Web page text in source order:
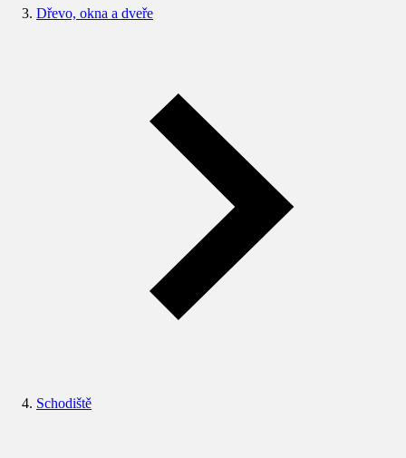
Dřevo, okna a dveře
Schodiště